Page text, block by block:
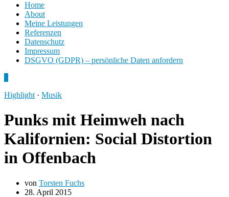
Home
About
Meine Leistungen
Referenzen
Datenschutz
Impressum
DSGVO (GDPR) – persönliche Daten anfordern
Highlight · Musik
Punks mit Heimweh nach
Kalifornien: Social Distortion
in Offenbach
von Torsten Fuchs
28. April 2015